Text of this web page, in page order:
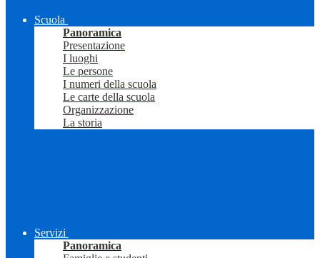
Scuola
Panoramica
Presentazione
I luoghi
Le persone
I numeri della scuola
Le carte della scuola
Organizzazione
La storia
Servizi
Panoramica